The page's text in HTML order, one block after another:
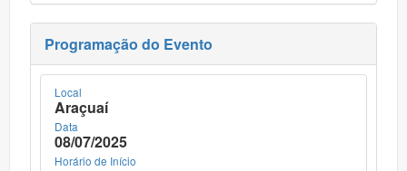
Programação do Evento
Local
Araçuaí
Data
08/07/2025
Horário de Início